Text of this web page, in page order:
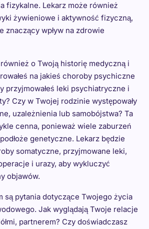
fizykalne. Lekarz może również
żywieniowe i aktywność fizyczną,
znaczący wpływ na zdrowie
o Twoją historię medyczną i
na jakieś choroby psychiczne
przyjmowałeś leki psychiatryczne i
Czy w Twojej rodzinie występowały
uzależnienia lub samobójstwa? Ta
cenna, ponieważ wiele zaburzeń
genetyczne. Lekarz będzie
somatyczne, przyjmowane leki,
i urazy, aby wykluczyć
objawów.
są pytania dotyczące Twojego życia
Jak wyglądają Twoje relacje
partnerem? Czy doświadczasz